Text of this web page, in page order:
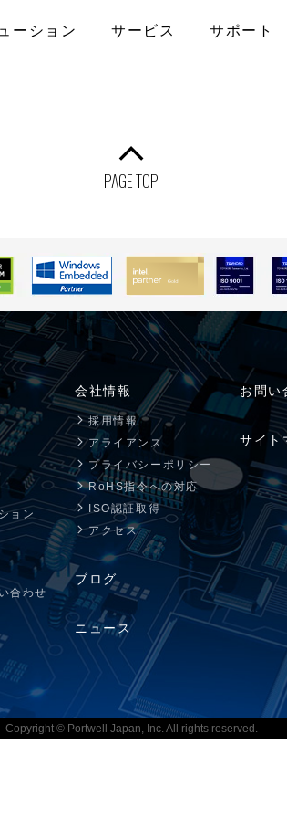
Nano-ITX
Pico-ITX
NUC
3.5インチボード
その他
キャリ
シャーシ ／ 筐体
ラックマウントシャーシ
ノードシャーシ
小型シャーシ
電源
PS/2
リダン
オー
DC/
ACア
ーション サービス サポート
PAGE TOP
ョン
合わせ
会社情報
採用情報
アライアンス
プライバシーポリシー
RoHS指令への対応
ISO認証取得
アクセス
ブログ
ニュース
お問い
サイト
Copyright © Portwell Japan, Inc. All rights reserved.